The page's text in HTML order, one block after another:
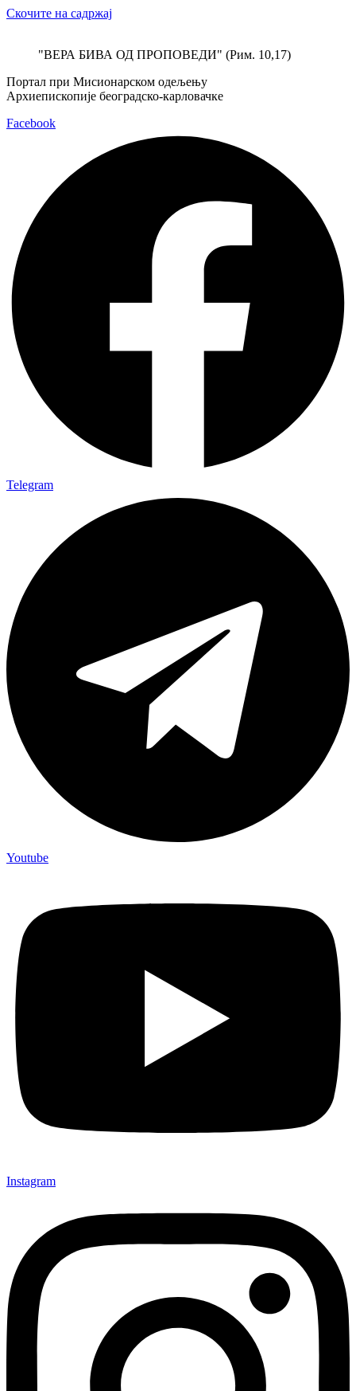
Скочите на садржај
"ВЕРА БИВА ОД ПРОПОВЕДИ" (Рим. 10,17)
Портал при Мисионарском одељењу
Архиепископије београдско-карловачке
Facebook
Telegram
Youtube
Instagram